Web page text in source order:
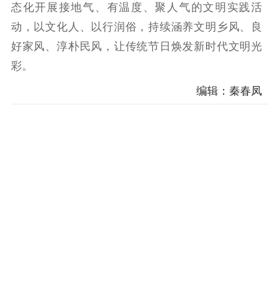
态化开展接地气、有温度、聚人气的文明实践活
动，以文化人、以行润俗，持续涵养文明乡风、良
好家风、淳朴民风，让传统节日焕发新时代文明光
彩。
编辑：秦春凤